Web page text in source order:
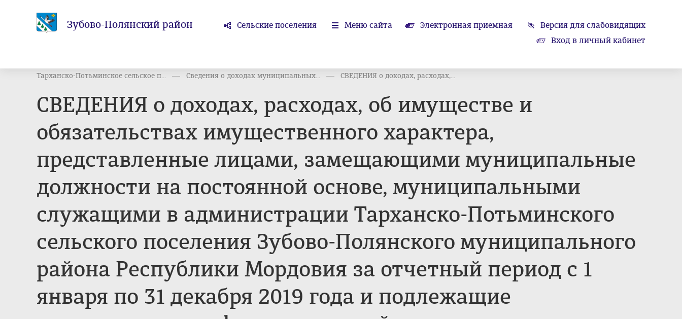
Зубово-Полянский район Сельские поселения Меню сайта Электронная приемная
Версия для слабовидящих
Вход в личный кабинет
Тарханско-Потьминское сельское п... Сведения о доходах муниципальных... СВЕДЕНИЯ о доходах, расходах,...
СВЕДЕНИЯ о доходах, расходах, об имуществе и
обязательствах имущественного характера,
представленные лицами, замещающими муниципальные
должности на постоянной основе, муниципальными
служащими в администрации Тарханско-Потьминского
сельского поселения Зубово-Полянского муниципального
района Республики Мордовия за отчетный период с 1
января по 31 декабря 2019 года и подлежащие